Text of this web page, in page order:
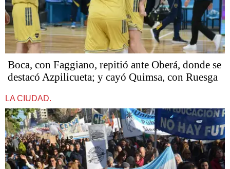
Boca, con Faggiano, repitió ante Oberá, donde se
destacó Azpilicueta; y cayó Quimsa, con Ruesga
LA CIUDAD.